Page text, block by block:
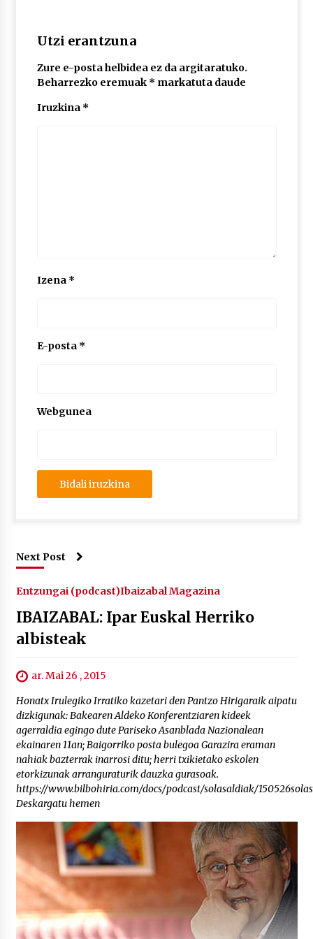
MUSIBLA #297: Bide, Boards Of Canada, Somak,
2026/07/02
Utzi erantzuna
Zure e-posta helbidea ez da argitaratuko.
Beharrezko eremuak * markatuta daude
Iruzkina *
Izena *
E-posta *
Webgunea
Next Post
Entzungai (podcast)Ibaizabal Magazina
IBAIZABAL: Ipar Euskal Herriko
albisteak
ar. Mai 26 , 2015
Honatx Irulegiko Irratiko kazetari den Pantzo Hirigaraik aipatu
dizkigunak: Bakearen Aldeko Konferentziaren kideek
agerraldia egingo dute Pariseko Asanblada Nazionalean
ekainaren 11an; Baigorriko posta bulegoa Garazira eraman
nahiak bazterrak inarrosi ditu; herri txikietako eskolen
etorkizunak arranguraturik dauzka gurasoak.
https://www.bilbohiria.com/docs/podcast/solasaldiak/
Deskargatu hemen